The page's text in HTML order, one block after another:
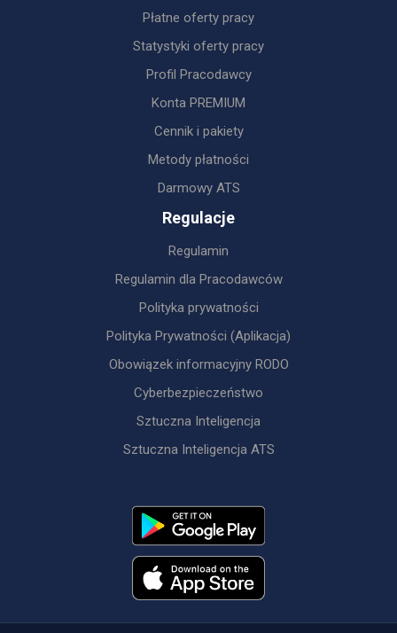
Płatne oferty pracy
Statystyki oferty pracy
Profil Pracodawcy
Konta PREMIUM
Cennik i pakiety
Metody płatności
Darmowy ATS
Regulacje
Regulamin
Regulamin dla Pracodawców
Polityka prywatności
Polityka Prywatności (Aplikacja)
Obowiązek informacyjny RODO
Cyberbezpieczeństwo
Sztuczna Inteligencja
Sztuczna Inteligencja ATS